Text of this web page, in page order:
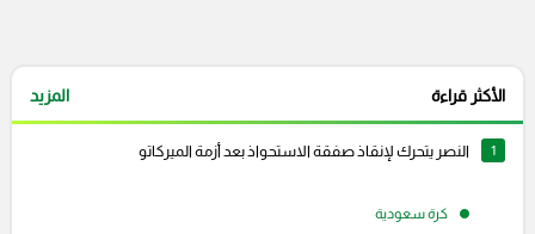
الأكثر قراءة المزيد
1 النصر يتحرك لإنقاذ صفقة الاستحواذ بعد أزمة الميركاتو
كرة سعودية